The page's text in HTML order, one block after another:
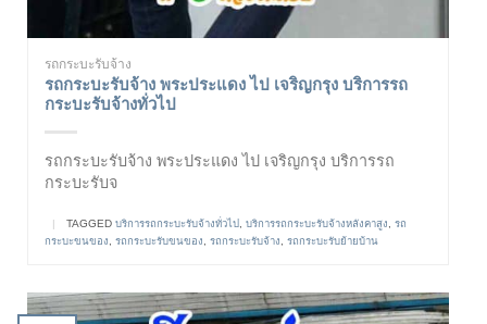
รถกระบะรับจ้าง
รถกระบะรับจ้าง พระประแดง ไป เจริญกรุง บริการรถ
กระบะรับจ้างทั่วไป
รถกระบะรับจ้าง พระประแดง ไป เจริญกรุง บริการรถ
กระบะรับจ
TAGGED บริการรถกระบะรับจ้างทั่วไป, บริการรถกระบะรับจ้างหลังคาสูง, รถ
กระบะขนของ, รถกระบะรับขนของ, รถกระบะรับจ้าง, รถกระบะรับย้ายบ้าน